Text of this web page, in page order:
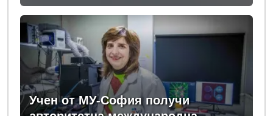
Учен от МУ-София получи